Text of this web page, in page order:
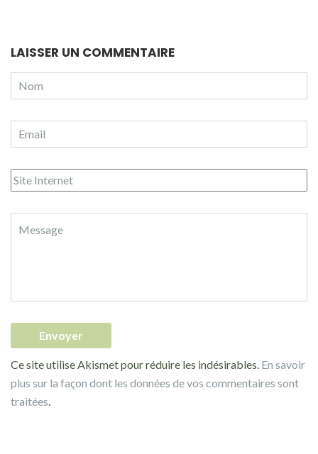
LAISSER UN COMMENTAIRE
Ce site utilise Akismet pour réduire les indésirables. En savoir
plus sur la façon dont les données de vos commentaires sont
traitées